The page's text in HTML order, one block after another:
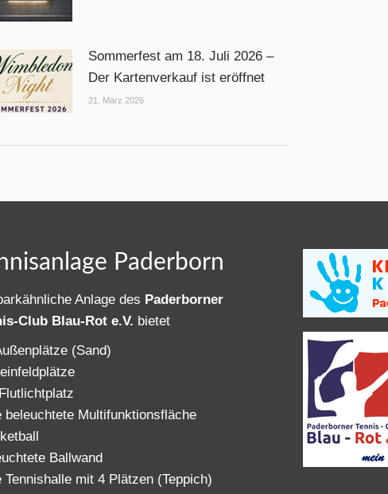
Sommerfest am 18. Juli 2026 –
Der Kartenverkauf ist eröffnet
21. März 2026
Paderborn
Anlage des Paderborner
Club Blau-Rot e.V. bietet
(Sand)
beleuchtete Multifunktionsfläche
Ballwand
Tennishalle mit 4 Plätzen (Teppich)